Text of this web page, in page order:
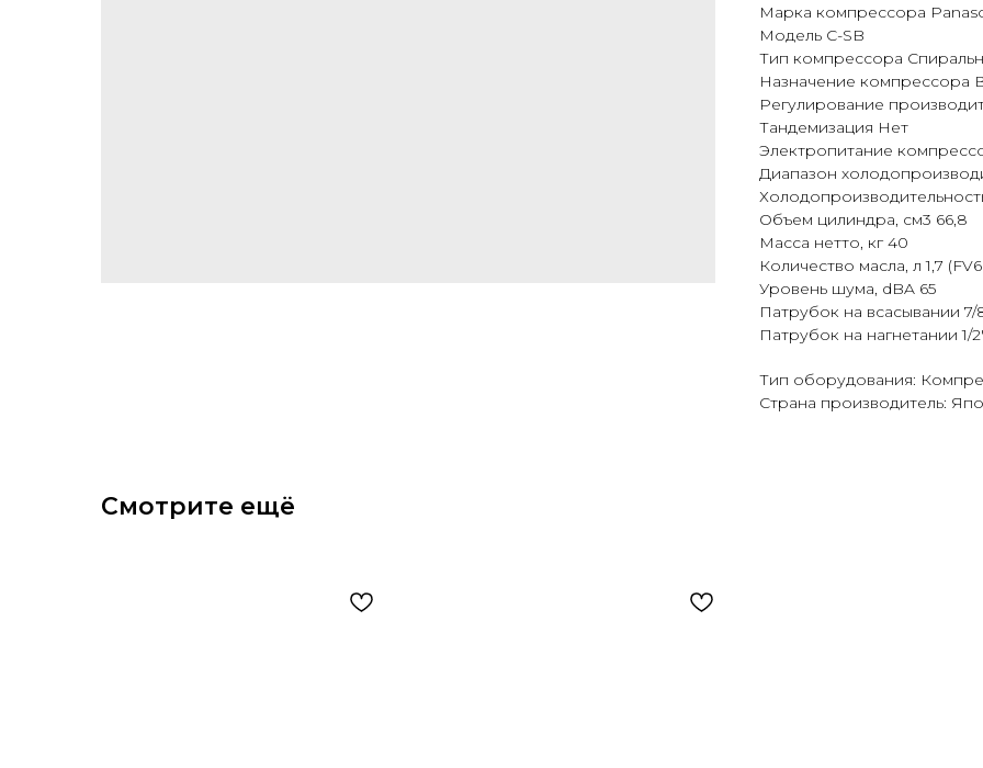
Марка компрессора
Модель C-SB
Тип компрессора
Назначение компрессора
Регулирование
Тандемизация Нет
Электропитание
Диапазон
Объем цилиндра, см3 66,8
Масса нетто, кг 40
Количество масла, л 1,7
Уровень шума, dBA 65
Патрубок на всасывании 7/
Патрубок на нагнетании 1/
Тип оборудования:
Страна производитель:
Смотрите ещё